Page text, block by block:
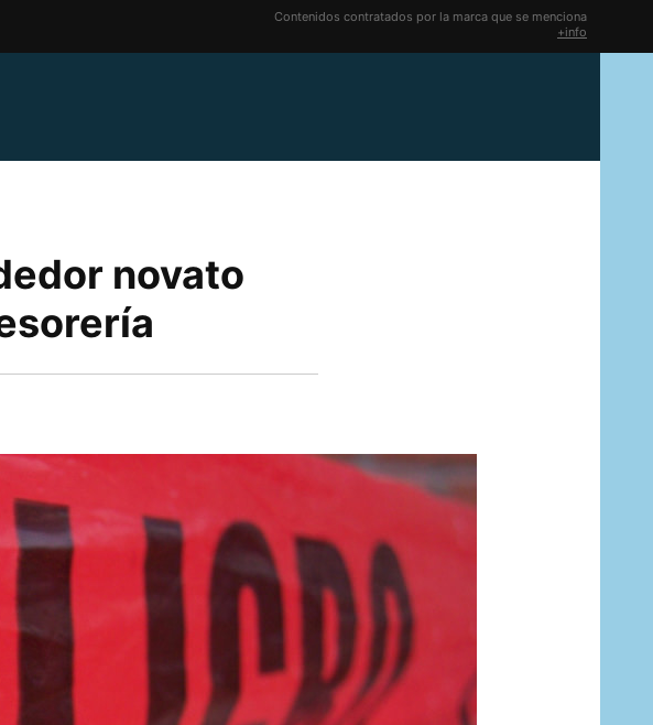
Contenidos contratados por la marca que se menciona
+info
novato